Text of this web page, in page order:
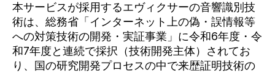
本サービスが採用するエヴィクサーの音響識別技
術は、総務省「インターネット上の偽・誤情報等
への対策技術の開発・実証事業」に令和6年度・令
和7年度と連続で採択（技術開発主体）されてお
り、国の研究開発プロセスの中で来歴証明技術の